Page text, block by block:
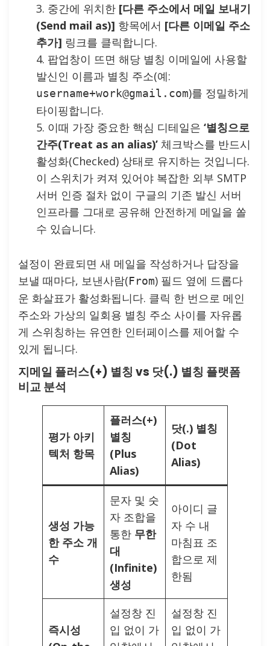
중간에 위치한 [다른 주소에서 메일 보내기
(Send mail as)] 항목에서 [다른 이메일 주소
추가] 링크를 클릭합니다.
팝업창이 뜨면 해당 별칭 이메일에 사용할
발신인 이름과 별칭 주소(예:
username+work@gmail.com)를 정밀하게
타이핑합니다.
이때 가장 중요한 핵심 디테일은 ‘별칭으로
간주(Treat as an alias)’ 체크박스를 반드시
활성화(Checked) 상태로 유지하는 것입니다.
이 스위치가 켜져 있어야 복잡한 외부 SMTP
서버 인증 절차 없이 구글의 기존 발신 서버
인프라를 그대로 공유해 안전하게 메일을 쏠
수 있습니다.
설정이 완료되면 새 메일을 작성하거나 답장을
보낼 때마다, 보낸사람(From) 필드 옆에 드롭다
운 화살표가 활성화됩니다. 클릭 한 번으로 메인
주소와 가상의 일회용 별칭 주소 사이를 자유롭
게 스위칭하는 유연한 인터페이스를 제어할 수
있게 됩니다.
지메일 플러스(+) 별칭 vs 닷(.) 별칭 플랫폼
비교 분석
평가 아키
텍처 항목
플러스(+)
별칭
(Plus
Alias)
닷(.) 별칭
(Dot
Alias)
생성 가능
한 주소 개
수
문자 및 숫
자 조합을
통한 무한
대
(Infinite)
생성
아이디 글
자 수 내
마침표 조
합으로 제
한됨
즉시성
설정창 진
입 없이 가
설정창 진
입 없이 가